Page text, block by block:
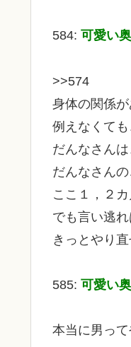
584: 可愛い
>>574
身体の関係
例えなくて
だんなさん
だんなさん
ここ１，２
でも言い逃
きっとやり直
585: 可愛い
本当に男っ